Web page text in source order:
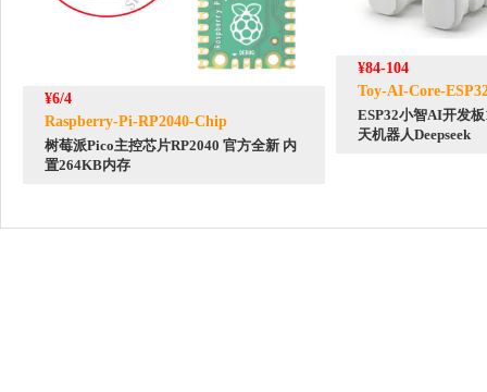
¥6/4
Raspberry-Pi-RP2040-Chip
树莓派Pico主控芯片RP2040 官方全新 内
置264KB内存
¥84-104
Toy-AI-Core-
ESP32小智AI开发
天机器人Deepseek